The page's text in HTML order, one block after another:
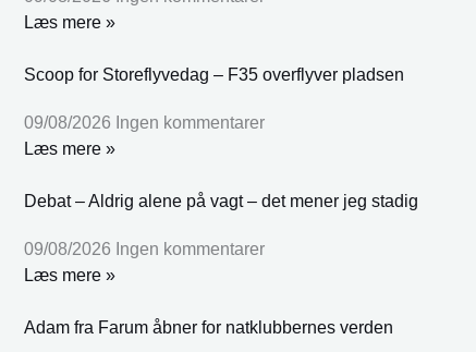
Læs mere »
Scoop for Storeflyvedag – F35 overflyver pladsen
09/08/2026 Ingen kommentarer
Læs mere »
Debat – Aldrig alene på vagt – det mener jeg stadig
09/08/2026 Ingen kommentarer
Læs mere »
Adam fra Farum åbner for natklubbernes verden